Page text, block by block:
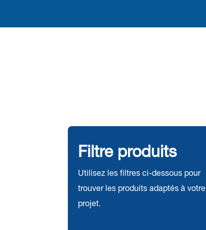
Filtre produits
Utilisez les filtres ci-dessous pour
trouver les produits adaptés à votre
projet.